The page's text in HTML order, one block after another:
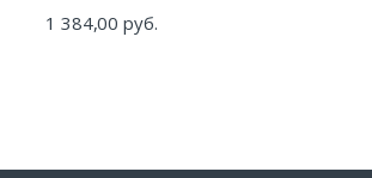
1 384,00 руб.